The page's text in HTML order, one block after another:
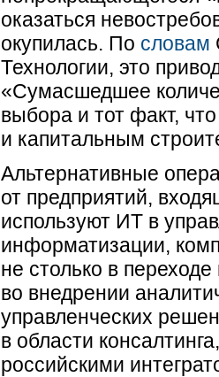
оказаться
окупилась. По словам
Технологии, это
«Сумасшедшее
выбора и тот факт,
и капитальным
Альтернативные
от предприятий,
используют ИТ в
информатизации,
не столько в
во внедрении
управленческих
в области
российскими